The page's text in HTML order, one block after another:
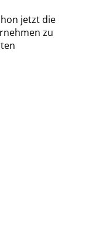
jetzt die
zu